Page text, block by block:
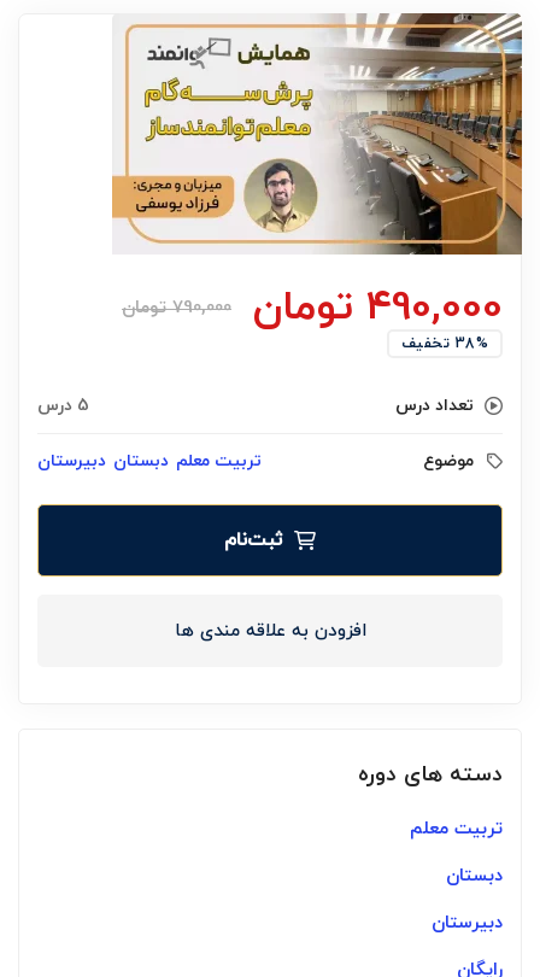
490,000 تومان 790,000 تومان
38% تخفیف
تعداد درس 5 درس
موضوع تربیت معلم دبستان دبیرستان
ثبت‌نام
افزودن به علاقه مندی ها
دسته های دوره
تربیت معلم
دبستان
دبیرستان
رایگان